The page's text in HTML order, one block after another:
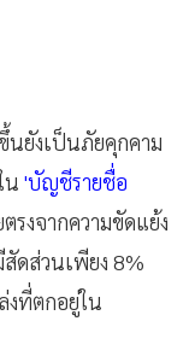
นยังเป็นภัยคุกคาม
น 'บัญชีรายชื่อ
รงจากความขัดแย้ง
ดส่วนเพียง 8%
ที่ตกอยู่ใน